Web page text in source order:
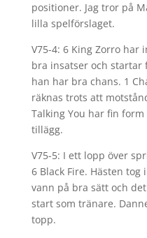
positioner. Jag tror på
lilla spelförslaget.
V75-4: 6 King Zorro har
bra insatser och startar
han har bra chans. 1
räknas trots att
Talking You har fin
tillägg.
V75-5: I ett lopp över
6 Black Fire. Hästen
vann på bra sätt och
start som tränare.
topp.